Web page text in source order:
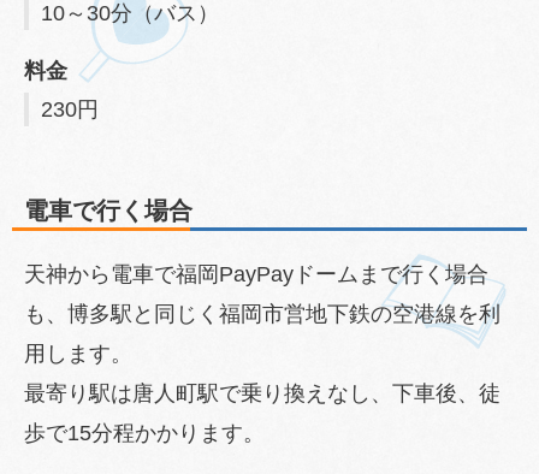
10～30分（バス）
料金
230円
電車で行く場合
天神から電車で福岡PayPayドームまで行く場合
も、博多駅と同じく福岡市営地下鉄の空港線を利
用します。
最寄り駅は唐人町駅で乗り換えなし、下車後、徒
歩で15分程かかります。